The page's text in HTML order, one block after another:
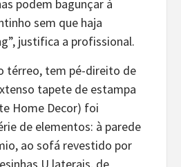
podem bagunçar à
sem que haja
justifica a profissional.
térreo, tem pé-direito de
tapete de estampa
Home Decor) foi
de elementos: à parede
ao sofá revestido por
U laterais, de